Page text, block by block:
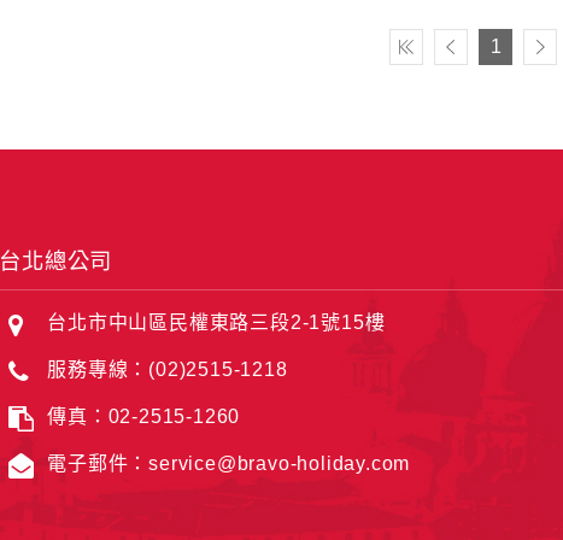
1
台北總公司
台北市中山區民權東路三段2-1號15樓
服務專線：(02)2515-1218
傳真：02-2515-1260
電子郵件：service@bravo-holiday.com